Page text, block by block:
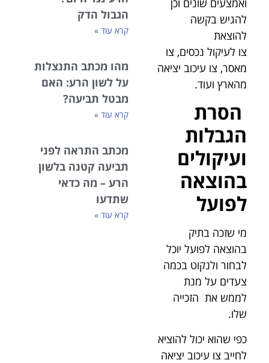
להגיש בקשה
להוצאת
צו לעיקול נכסים, צו
מאסר, צו עיכוב יציאה
מהארץ ועוד.
הסרת
הגבלות
ועיקולים
בהוצאה
לפועל
מי שזכה בתיק
בהוצאה לפועל יוכל
לבחור ולנקוט בכמה
צעדים על מנת
לממש את הזכייה
שלו.
כפי שהוא יכול להוציא
לחייב צו עיכוב יציאה
הגבול הדק
קרא עוד »
מהו מכתב התנצלות
על לשון הרע: האם
מבטל תביעה?
קרא עוד »
מכתב התראה לפני
תביעה קטנה בלשון
הרע – מה כדאי
שתדעו
קרא עוד »